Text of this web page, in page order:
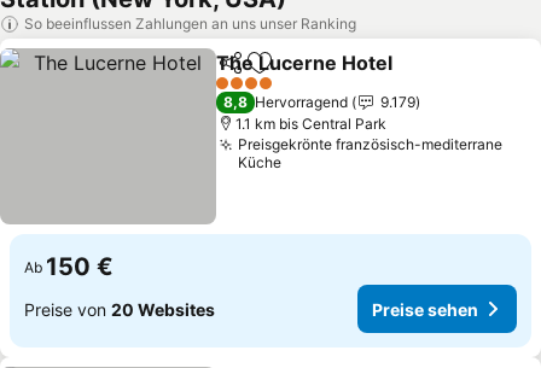
So beeinflussen Zahlungen an uns unser Ranking
TeilenZu Favoriten hinzufügen
The Lucerne Hotel
4 Sterne
8,8 Hervorragend
9.179
1.1 km bis Central Park
Preisgekrönte französisch-mediterrane
Küche
Ab 150 €
Preise von 20 Websites Preise sehen